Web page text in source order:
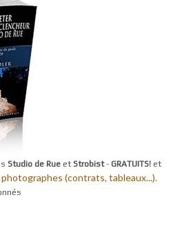
Studio de Rue et Strobist- GRATUITS! et
(contrats, tableaux...).